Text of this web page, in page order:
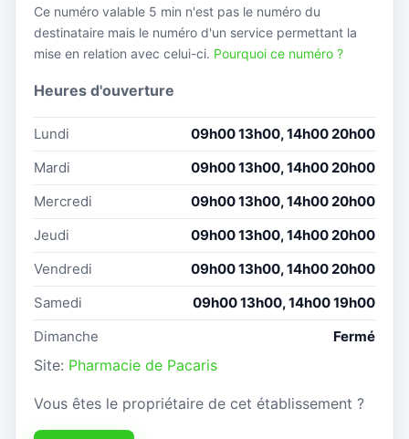
Ce numéro valable 5 min n'est pas le numéro du
destinataire mais le numéro d'un service permettant la
mise en relation avec celui-ci. Pourquoi ce numéro ?
Heures d'ouverture
Lundi
09h00 13h00, 14h00 20h00
Mardi
09h00 13h00, 14h00 20h00
Mercredi
09h00 13h00, 14h00 20h00
Jeudi
09h00 13h00, 14h00 20h00
Vendredi
09h00 13h00, 14h00 20h00
Samedi
09h00 13h00, 14h00 19h00
Dimanche
Fermé
Site: Pharmacie de Pacaris
Vous êtes le propriétaire de cet établissement ?